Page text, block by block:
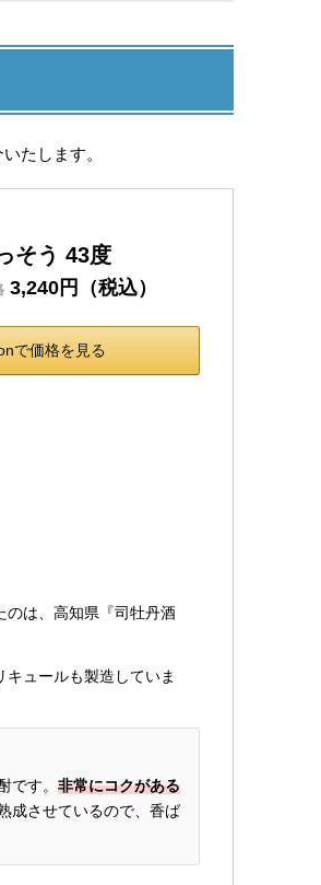
たします。
そう 43度
3,240円（税込）
で価格を見る
のは、高知県『司牡丹酒
キュールも製造していま
です。 非常にコクがある
成させているので、香ば